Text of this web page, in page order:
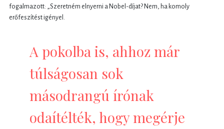
fogalmazott: „Szeretném elnyerni a Nobel-díjat? Nem, ha komoly
erőfeszítést igényel.
A pokolba is, ahhoz már
túlságosan sok
másodrangú írónak
odaítélték, hogy megérje